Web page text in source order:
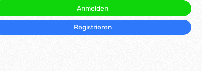
Anmelden
Registrieren